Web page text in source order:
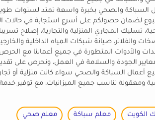
السباكة والصحي بخبرة واسعة تمتد لسنوات
لضمان حصولكم على أسرع استجابة في
تسليك المجاري المنزلية والتجارية، إصلاح
والفلاتر، صيانة شبكات المياه الداخلية
والأدوات المتطورة في جميع أعمالنا مع
معايير الجودة والسلامة في العمل، ونحرص على
أعمال السباكة والصحي سواء كانت منزلية أو
تناسب جميع الميزانيات، مع توفير خدمة
الكويت معلم سباكة معلم صحي